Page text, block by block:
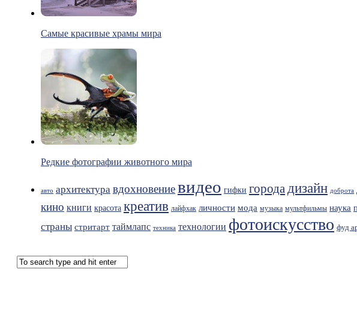
Самые красивые храмы мира
Редкие фотографии животного мира
авто архитектура вдохновениевидео гифки городадизайн доброта
кино книги красота креатив лайфхак личности мода музыка мультфильмы наука
страны стритарт таймлапс техника технологии фотоискусство фуд